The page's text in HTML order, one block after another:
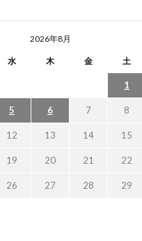
2026年8月
水 木 金 土
1
5 6 7 8
12 13 14 15
19 20 21 22
26 27 28 29